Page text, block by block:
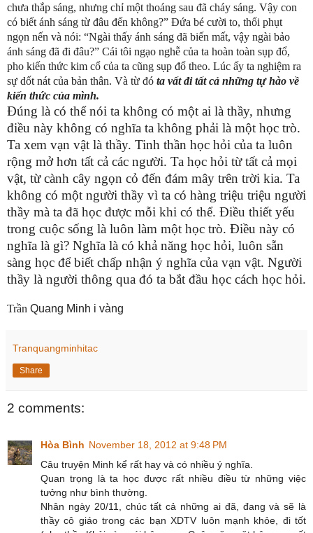
chưa thắp sáng, nhưng chỉ một thoáng sau đã cháy sáng. Vậy con
có biết ánh sáng từ đâu đến không?” Đứa bé cười to, thổi phụt
ngọn nến và nói: “Ngài thấy ánh sáng đã biến mất, vậy ngài bảo
ánh sáng đã đi đâu?” Cái tôi ngạo nghễ của ta hoàn toàn sụp đổ,
pho kiến thức kim cổ của ta cũng sụp đổ theo. Lúc ấy ta nghiệm ra
sự dốt nát của bản thân. Và từ đó ta vất đi tất cả những tự hào về
kiến thức của mình.
Đúng là có thể nói ta không có một ai là thầy, nhưng
điều này không có nghĩa ta không phải là một học trò.
Ta xem vạn vật là thầy. Tinh thần học hỏi của ta luôn
rộng mở hơn tất cả các người. Ta học hỏi từ tất cả mọi
vật, từ cành cây ngọn cỏ đến đám mây trên trời kia. Ta
không có một người thầy vì ta có hàng triệu triệu người
thầy mà ta đã học được mỗi khi có thể. Điều thiết yếu
trong cuộc sống là luôn làm một học trò. Điều này có
nghĩa là gì? Nghĩa là có khả năng học hỏi, luôn sẵn
sàng học để biết chấp nhận ý nghĩa của vạn vật. Người
thầy là người thông qua đó ta bắt đầu học cách học hỏi.
Trần Quang Minh i vàng
Tranquangminhitac
Share
2 comments:
Hòa Bình November 18, 2012 at 9:48 PM
Câu truyện Minh kể rất hay và có nhiều ý nghĩa.
Quan trọng là ta học được rất nhiều điều từ những việc
tưởng như bình thường.
Nhân ngày 20/11, chúc tất cả những ai đã, đang và sẽ là
thầy cô giáo trong các bạn XDTV luôn mạnh khỏe, đi tốt